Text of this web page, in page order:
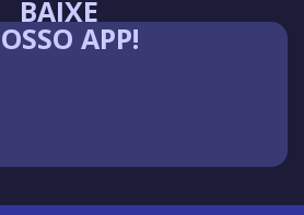
BAIXE
APP!